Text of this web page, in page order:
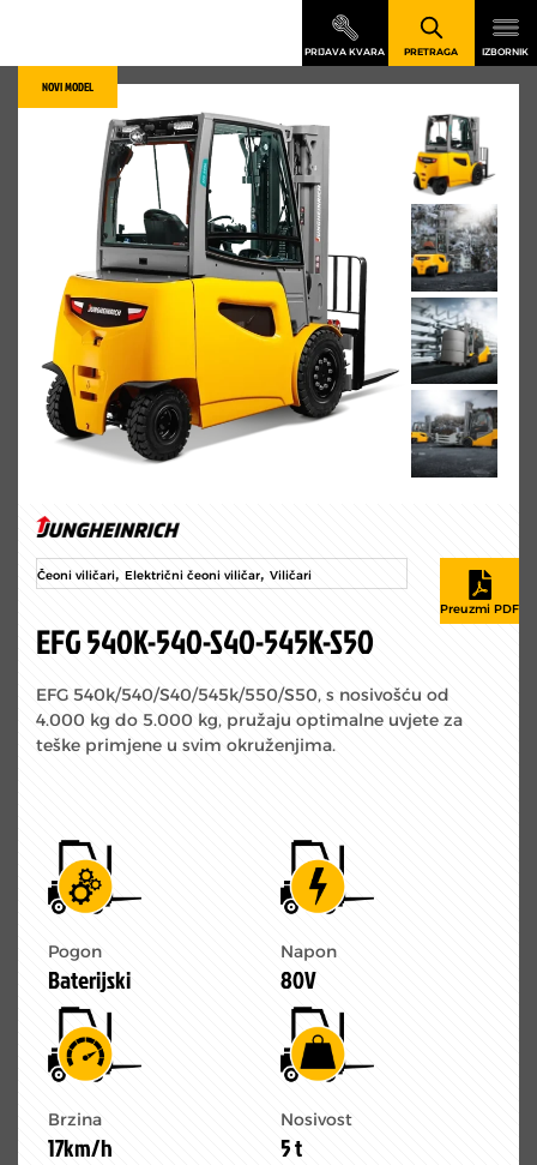
NOVI MODEL
Čeoni viličari, Električni čeoni viličar, Viličari
EFG 540K-540-S40-545K-S50
EFG 540k/540/S40/545k/550/S50, s nosivošću od
4.000 kg do 5.000 kg, pružaju optimalne uvjete za
teške primjene u svim okruženjima.
Pogon
Baterijski
Brzina
17km/h
Napon
80V
Nosivost
5 t